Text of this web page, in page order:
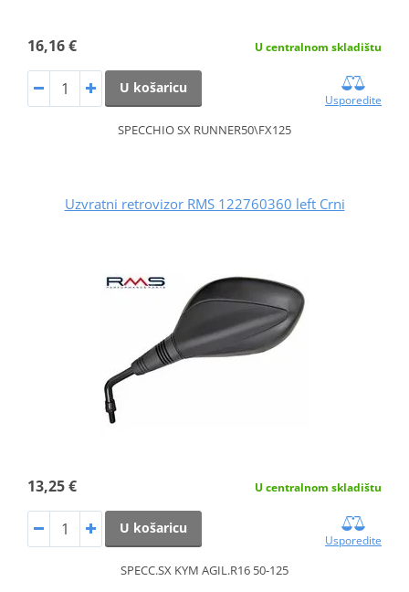
16,16 € U centralnom skladištu
U košaricu
Usporedite
SPECCHIO SX RUNNER50\FX125
Uzvratni retrovizor RMS 122760360 left Crni
13,25 € U centralnom skladištu
U košaricu
Usporedite
SPECC.SX KYM AGIL.R16 50-125